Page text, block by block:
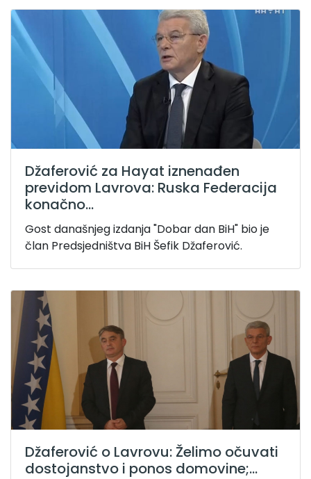
Džaferović za Hayat iznenađen
previdom Lavrova: Ruska Federacija
konačno...
Gost današnjeg izdanja "Dobar dan BiH" bio je
član Predsjedništva BiH Šefik Džaferović.
Džaferović o Lavrovu: Želimo očuvati
dostojanstvo i ponos domovine;...